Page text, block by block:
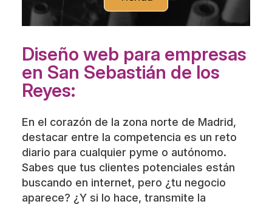
Diseño web para empresas
en San Sebastián de los
Reyes:
En el corazón de la zona norte de Madrid,
destacar entre la competencia es un reto
diario para cualquier pyme o autónomo.
Sabes que tus clientes potenciales están
buscando en internet, pero ¿tu negocio
aparece? ¿Y si lo hace, transmite la